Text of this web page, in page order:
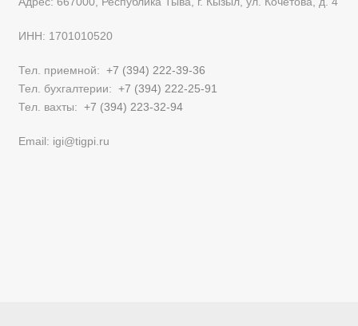
ИНН: 1701010520
Тел. приемной: +7 (394) 222-39-36
Тел. бухгалтерии: +7 (394) 222-25-91
Тел. вахты: +7 (394) 223-32-94
Email: igi@tigpi.ru